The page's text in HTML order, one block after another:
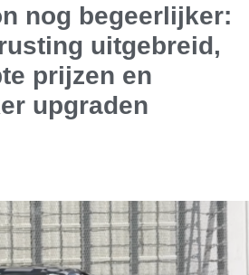
nog begeerlijker:
uitgebreid,
prijzen en
upgraden